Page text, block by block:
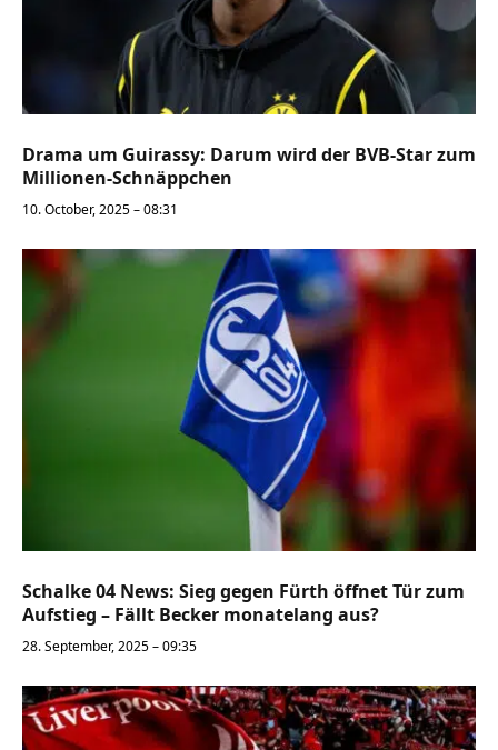
Drama um Guirassy: Darum wird der BVB-Star zum
Millionen-Schnäppchen
10. October, 2025 – 08:31
Schalke 04 News: Sieg gegen Fürth öffnet Tür zum
Aufstieg – Fällt Becker monatelang aus?
28. September, 2025 – 09:35